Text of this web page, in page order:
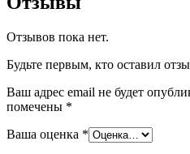
шт
Отзывов пока нет.
Будьте первым, кто оставил
Ваш адрес email не будет
помечены *
Ваша оценка *